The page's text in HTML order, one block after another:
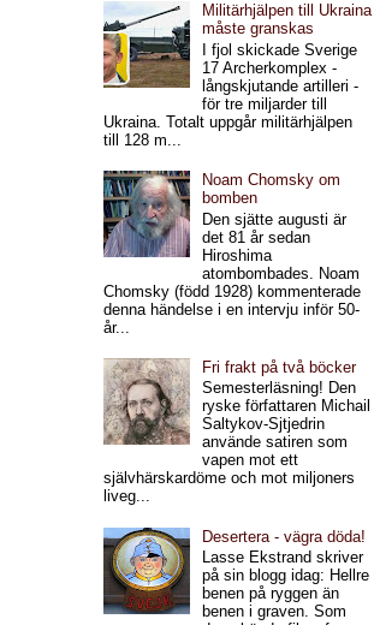
Militärhjälpen till Ukraina
måste granskas
I fjol skickade Sverige
17 Archerkomplex -
långskjutande artilleri -
för tre miljarder till
Ukraina. Totalt uppgår militärhjälpen
till 128 m...
Noam Chomsky om
bomben
Den sjätte augusti är
det 81 år sedan
Hiroshima
atombombades. Noam
Chomsky (född 1928) kommenterade
denna händelse i en intervju inför 50-
år...
Fri frakt på två böcker
Semesterläsning! Den
ryske författaren Michail
Saltykov-Sjtjedrin
använde satiren som
vapen mot ett
självhärskardöme och mot miljoners
liveg...
Desertera - vägra döda!
Lasse Ekstrand skriver
på sin blogg idag: Hellre
benen på ryggen än
benen i graven. Som